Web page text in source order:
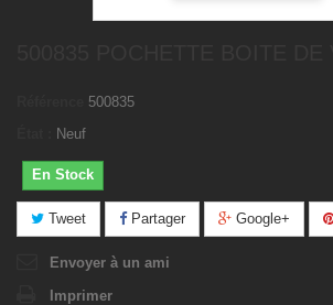
500835
Neuf
En Stock
Tweet Partager Google+
Envoyer à un ami
Imprimer